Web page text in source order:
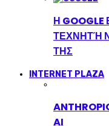
Η
ΤΕΧΝΗΤΉ
ΤΗΣ
INTERNET PLAZA
AI